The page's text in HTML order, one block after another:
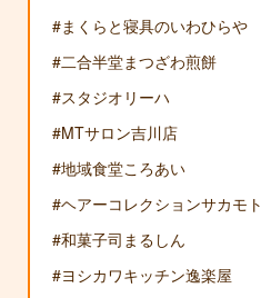
#まくらと寝具のいわひらや
#二合半堂まつざわ煎餅
#スタジオリーハ
#MTサロン吉川店
#地域食堂ころあい
#ヘアーコレクションサカモト
#和菓子司まるしん
#ヨシカワキッチン逸楽屋